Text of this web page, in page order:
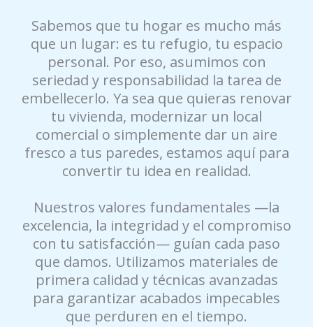
Sabemos que tu hogar es mucho más
que un lugar: es tu refugio, tu espacio
personal. Por eso, asumimos con
seriedad y responsabilidad la tarea de
embellecerlo. Ya sea que quieras renovar
tu vivienda, modernizar un local
comercial o simplemente dar un aire
fresco a tus paredes, estamos aquí para
convertir tu idea en realidad.
Nuestros valores fundamentales —la
excelencia, la integridad y el compromiso
con tu satisfacción— guían cada paso
que damos. Utilizamos materiales de
primera calidad y técnicas avanzadas
para garantizar acabados impecables
que perduren en el tiempo.